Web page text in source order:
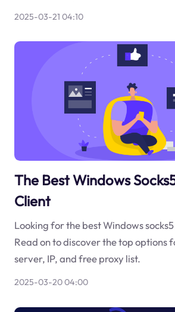
2025-03-21 04:10
The Best Windows
Client
Looking for the best Windows
Read on to discover the top options
server, IP, and free proxy list.
2025-03-20 04:00